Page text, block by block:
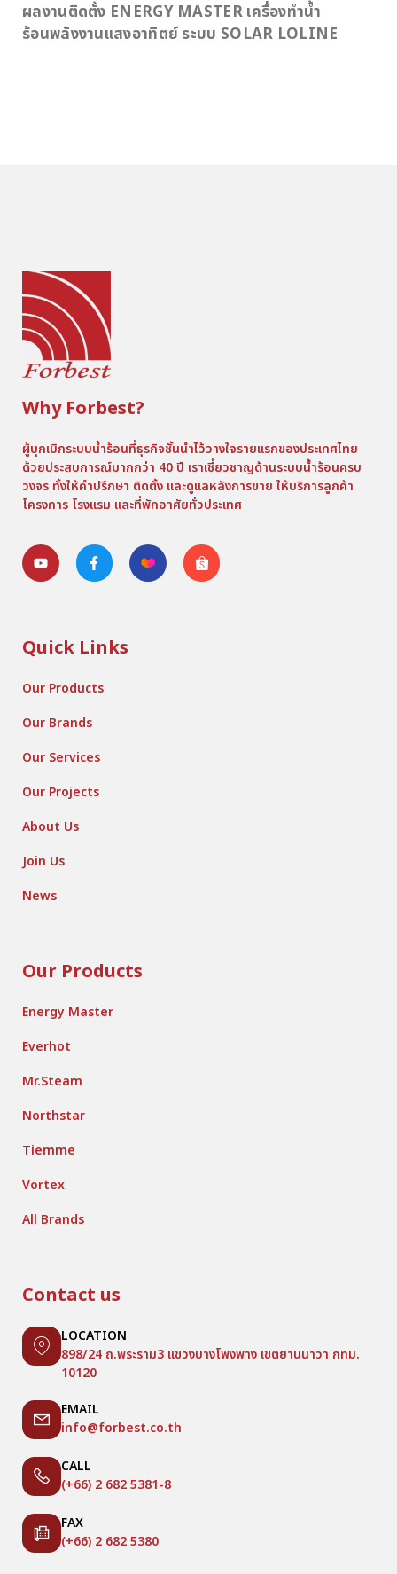
ผลงานติดตั้ง ENERGY MASTER เครื่องทำน้ำ
ร้อนพลังงานแสงอาทิตย์ ระบบ SOLAR LOLINE
Why Forbest?
ผู้บุกเบิกระบบน้ำร้อนที่ธุรกิจชั้นนำไว้วางใจรายแรกของประเทศไทย
ด้วยประสบการณ์มากกว่า 40 ปี เราเชี่ยวชาญด้านระบบน้ำร้อนครบ
วงจร ทั้งให้คำปรึกษา ติดตั้ง และดูแลหลังการขาย ให้บริการลูกค้า
โครงการ โรงแรม และที่พักอาศัยทั่วประเทศ
Quick Links
Our Products
Our Brands
Our Services
Our Projects
About Us
Join Us
News
Our Products
Energy Master
Everhot
Mr.Steam
Northstar
Tiemme
Vortex
All Brands
Contact us
LOCATION
898/24 ถ.พระราม3 แขวงบางโพงพาง เขตยานนาวา กทม.
10120
EMAIL
info@forbest.co.th
CALL
(+66) 2 682 5381-8
FAX
(+66) 2 682 5380